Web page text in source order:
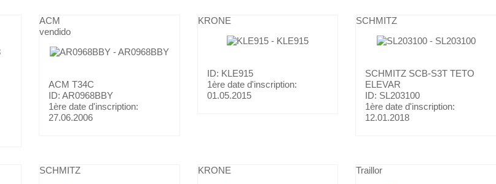
ACM
vendido
ACMT34C
ID: AR0968BBY
1ère date d'inscription:
27.06.2006
KRONE
ID: KLE915
1ère date d'inscription:
01.05.2015
SCHMITZ
SCHMITZ SCB-S3T TETO
ELEVAR
ID: SL203100
1ère date d'inscription:
12.01.2018
SCHMITZ KRONE Traillor